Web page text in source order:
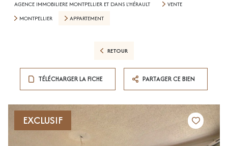
AGENCE IMMOBILIERE MONTPELLIER ET DANS L'HÉRAULT
VENTE
MONTPELLIER
APPARTEMENT
RETOUR
TÉLÉCHARGER LA FICHE PARTAGER CE BIEN
EXCLUSIF